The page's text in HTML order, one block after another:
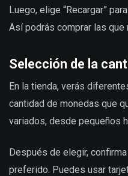
Luego, elige “Recargar”
Así podrás comprar las que
Selección de la
En la tienda, verás
cantidad de monedas que
variados, desde pequeños
Después de elegir,
preferido. Puedes usar